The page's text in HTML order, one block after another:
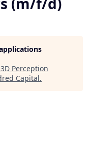
Perception
Capital.